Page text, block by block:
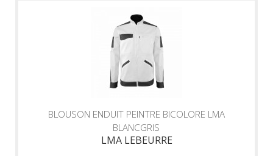
BLOUSON ENDUIT PEINTRE BICOLORE LMA
BLANCGRIS
LMA LEBEURRE